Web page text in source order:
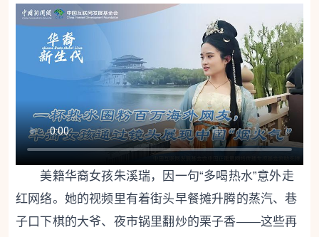
美籍华裔女孩朱溪瑞，因一句“多喝热水”意外走
红网络。她的视频里有着街头早餐摊升腾的蒸汽、巷
子口下棋的大爷、夜市锅里翻炒的栗子香——这些再